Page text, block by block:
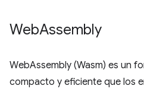
WebAssembly
WebAssembly (Wasm) es un
compacto y eficiente que los